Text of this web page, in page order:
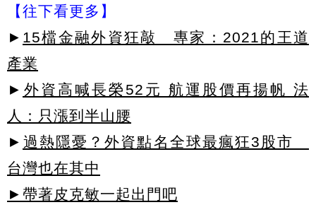
【往下看更多】
► 15檔金融外資狂敲 專家：2021的王道
產業
► 外資高喊長榮52元 航運股價再揚帆 法
人：只漲到半山腰
► 過熱隱憂？外資點名全球最瘋狂3股市
台灣也在其中
►帶著皮克敏一起出門吧